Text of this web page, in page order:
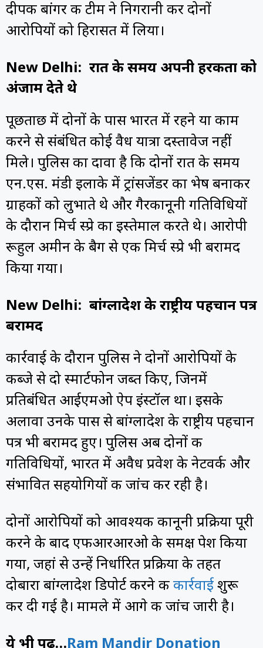
दीपक बांगर की टीम ने निगरानी कर दोनों
आरोपियों को हिरासत में लिया।
New Delhi: रात के समय अपनी हरकतों को
अंजामदेते थे
पूछताछ में दोनों के पास भारत में रहने या काम
करने से संबंधित कोई वैध यात्रा दस्तावेज नहीं
मिले। पुलिस का दावा है कि दोनों रात के समय
एन.एस. मंडी इलाके में ट्रांसजेंडर का भेष बनाकर
ग्राहकों को लुभाते थे और गैरकानूनी गतिविधियों
के दौरान मिर्च स्प्रे का इस्तेमाल करते थे। आरोपी
रूहुल अमीन के बैग से एक मिर्च स्प्रे भी बरामद
किया गया।
New Delhi: बांग्लादेश के राष्ट्रीय पहचान पत्र
बरामद
कार्रवाई के दौरान पुलिस ने दोनों आरोपियों के
कब्जे से दो स्मार्टफोन जब्त किए, जिनमें
प्रतिबंधित आईएमओ ऐप इंस्टॉल था। इसके
अलावा उनके पास से बांग्लादेश के राष्ट्रीय पहचान
पत्र भी बरामद हुए। पुलिस अब दोनों की
गतिविधियों, भारत में अवैध प्रवेश के नेटवर्क और
संभावित सहयोगियों की जांच कर रही है।
दोनों आरोपियों को आवश्यक कानूनी प्रक्रिया पूरी
करने के बाद एफआरआरओ के समक्ष पेश किया
गया, जहां से उन्हें निर्धारित प्रक्रिया के तहत
दोबारा बांग्लादेश डिपोर्ट करने कीकार्रवाईशुरू
कर दी गई है। मामले में आगे की जांच जारी है।